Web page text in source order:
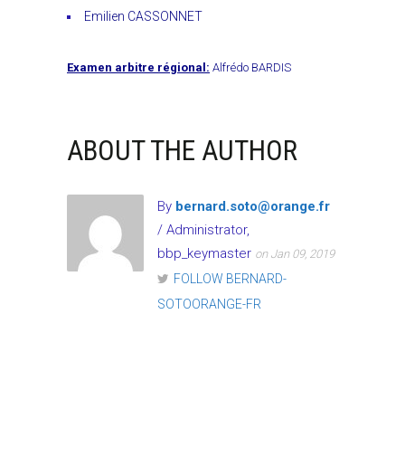
Emilien CASSONNET
Examen arbitre régional: Alfrédo BARDIS
ABOUT THE AUTHOR
By bernard.soto@orange.fr
/ Administrator,
bbp_keymaster on Jan 09, 2019
FOLLOW BERNARD-
SOTOORANGE-FR